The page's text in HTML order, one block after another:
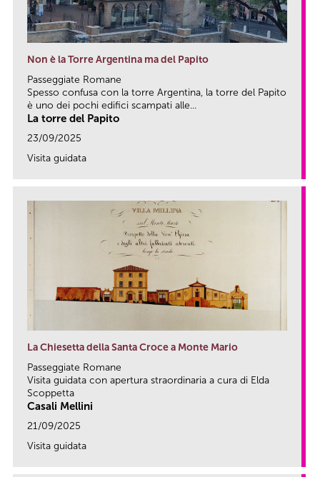
Non è la Torre Argentina ma del Papito
Passeggiate Romane
Spesso confusa con la torre Argentina, la torre del Papito
è uno dei pochi edifici scampati alle...
La torre del Papito
23/09/2025
Visita guidata
La Chiesetta della Santa Croce a Monte Mario
Passeggiate Romane
Visita guidata con apertura straordinaria a cura di Elda
Scoppetta
Casali Mellini
21/09/2025
Visita guidata